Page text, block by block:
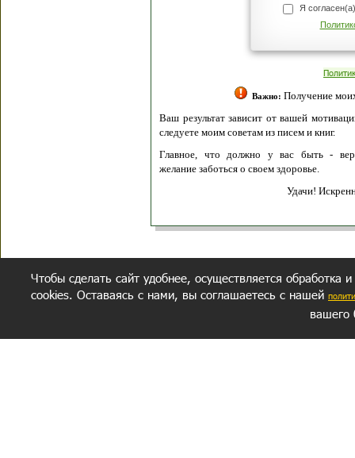
Я
Важно: Получение
Ваш результат зависит от вашей
следуете моим советам из писем и книг.
Главное, что должно у вас быть -
желание заботься о своем здоровье.
Удачи!
Чтобы сделать сайт удобнее, осуществляется обработка
cookies. Оставаясь с нами, вы соглашаетесь с нашей
вашего